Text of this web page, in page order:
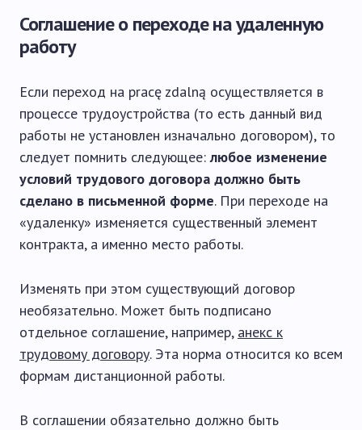
Соглашение о переходе на удаленную
работу
Если переход на pracę zdalną осуществляется в
процессе трудоустройства (то есть данный вид
работы не установлен изначально договором), то
следует помнить следующее:любое изменение
условий трудового договора должно быть
сделано в письменной форме. При переходе на
«удаленку» изменяется существенный элемент
контракта, а именно место работы.
Изменять при этом существующий договор
необязательно. Может быть подписано
отдельное соглашение, например, анекс к
трудовому договору. Эта норма относится ко всем
формам дистанционной работы.
В соглашении обязательно должно быть